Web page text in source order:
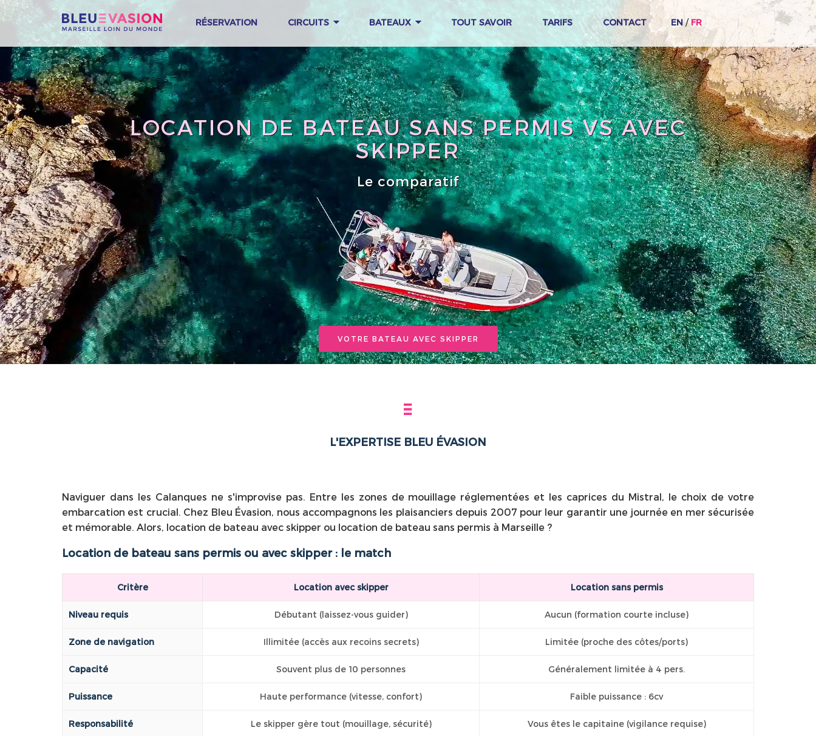
RÉSERVATION CIRCUITS BATEAUX TOUT SAVOIR TARIFS CONTACT EN/FR
LOCATION DE BATEAU SANS PERMIS VS AVEC
SKIPPER
Le comparatif
VOTRE BATEAU AVEC SKIPPER
L'EXPERTISE BLEU ÉVASION
Naviguer dans les Calanques ne s'improvise pas. Entre les zones de mouillage réglementées et les caprices du Mistral, le choix de votre
embarcation est crucial. Chez Bleu Évasion, nous accompagnons les plaisanciers depuis 2007 pour leur garantir une journée en mer sécurisée
et mémorable. Alors, location de bateau avec skipper ou location de bateau sans permis à Marseille ?
Location de bateau sans permis ou avec skipper : le match
Critère Location avec skipper Location sans permis
Niveau requis Débutant (laissez-vous guider) Aucun (formation courte incluse)
Zone de navigation Illimitée (accès aux recoins secrets) Limitée (proche des côtes/ports)
Capacité Souvent plus de 10 personnes Généralement limitée à 4 pers.
Puissance Haute performance (vitesse, confort) Faible puissance : 6cv
Responsabilité Le skipper gère tout (mouillage, sécurité) Vous êtes le capitaine (vigilance requise)